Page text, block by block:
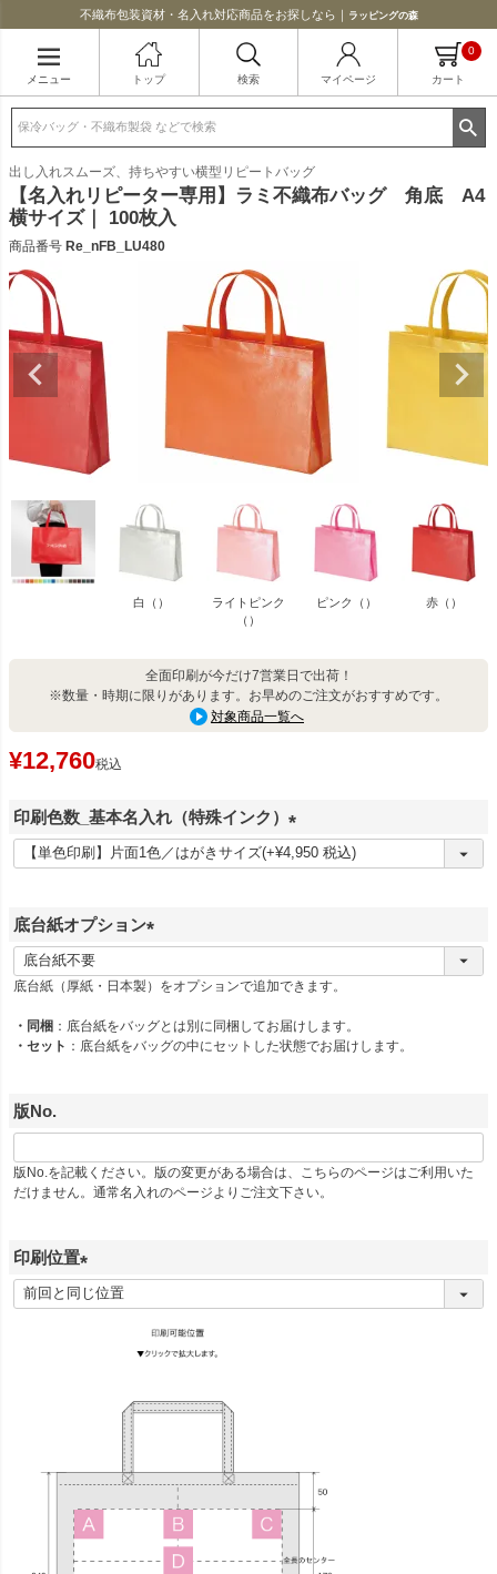
不織布包装資材・名入れ対応商品をお探しなら｜ ラッピングの森
メニュー トップ 検索 マイページ カート
0
出し入れスムーズ、持ちやすい横型リピートバッグ
【名入れリピーター専用】ラミ不織布バッグ 角底 A4
横サイズ｜ 100枚入
商品番号 Re_nFB_LU480
白（）
ライトピンク
（）
ピンク（） 赤（）
全面印刷が今だけ7営業日で出荷！
※数量・時期に限りがあります。お早めのご注文がおすすめです。
対象商品一覧へ
¥12,760税込
印刷色数_基本名入れ（特殊インク）
(
必
底台紙オプション
必
)
底台紙（厚紙・日本製）をオプションで追加できます。
・同梱 ：底台紙をバッグとは別に同梱してお届けします。
・セット ：底台紙をバッグの中にセットした状態でお届けします。
版No.
版No.を記載ください。版の変更がある場合は、こちらのページはご利用いた
だけません。通常名入れのページよりご注文下さい。
印刷位置
(
必